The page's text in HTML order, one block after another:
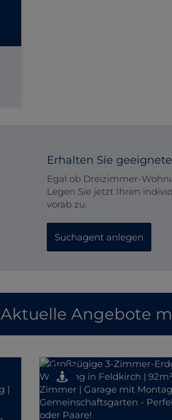
Erhalten Sie
Egal ob Dreizimmer-
Legen Sie jetzt Ihren
vorab zu.
Suchagent anlegen
Aktuelle Angebote